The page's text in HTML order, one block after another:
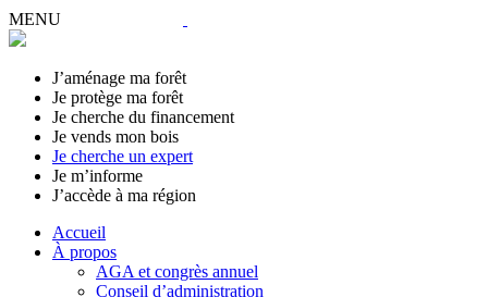
MENU
J’aménage ma forêt
Je protège ma forêt
Je cherche du financement
Je vends mon bois
Je cherche un expert
Je m’informe
J’accède à ma région
Accueil
À propos
AGA et congrès annuel
Conseil d’administration